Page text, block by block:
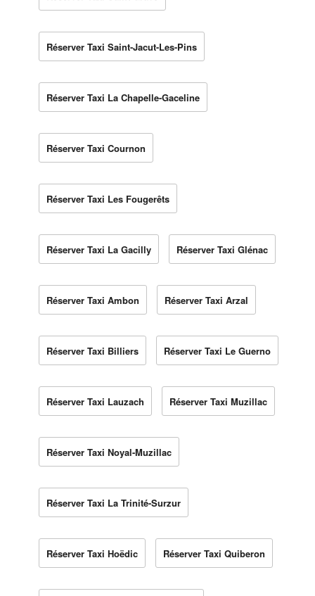
Réserver Taxi Saint-Jacut-Les-Pins
Réserver Taxi La Chapelle-Gaceline
Réserver Taxi Cournon
Réserver Taxi Les Fougerêts
Réserver Taxi La Gacilly Réserver Taxi Glénac
Réserver Taxi Ambon Réserver Taxi Arzal
Réserver Taxi Billiers Réserver Taxi Le Guerno
Réserver Taxi Lauzach Réserver Taxi Muzillac
Réserver Taxi Noyal-Muzillac
Réserver Taxi La Trinité-Surzur
Réserver Taxi Hoëdic Réserver Taxi Quiberon